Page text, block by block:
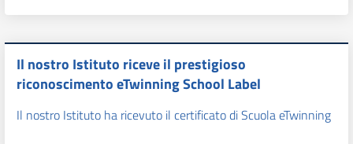
Il nostro Istituto riceve il prestigioso
riconoscimento eTwinning School Label
Il nostro Istituto ha ricevuto il certificato di Scuola eTwinning